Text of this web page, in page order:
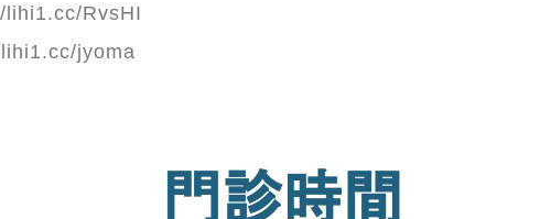
lihi1.cc/RvsHI
lihi1.cc/jyoma